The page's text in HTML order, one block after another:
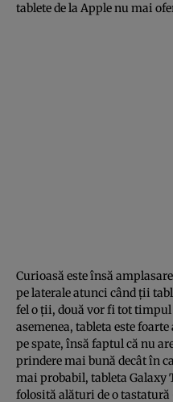
tablete de la Apple nu mai
Curioasă este însă
pe laterale atunci când ţii
fel o ţii, două vor fi tot
asemenea, tableta este
pe spate, însă faptul că nu
prindere mai bună decât în
mai probabil, tableta Galaxy
folosită alături de o